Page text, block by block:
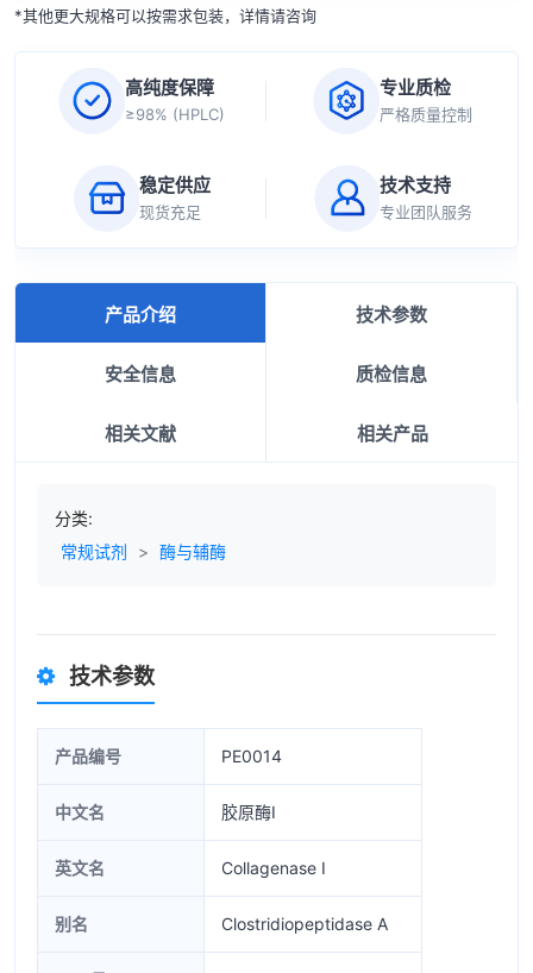
*其他更大规格可以按需求包装，详情请咨询
高纯度保障
≥98% (HPLC)
专业质检
严格质量控制
稳定供应
现货充足
技术支持
专业团队服务
产品介绍 技术参数
安全信息 质检信息
相关文献 相关产品
分类:
常规试剂
> 酶与辅酶
技术参数
产品编号 PE0014
中文名 胶原酶I
英文名 Collagenase I
别名 Clostridiopeptidase A